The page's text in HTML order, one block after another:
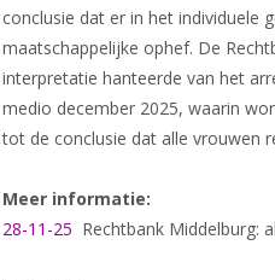
conclusie dat er in het individuele
maatschappelijke ophef. De
interpretatie hanteerde van het
medio december 2025, waarin
tot de conclusie dat alle vrouwen
Meer informatie:
28-11-25 Rechtbank Middelburg: